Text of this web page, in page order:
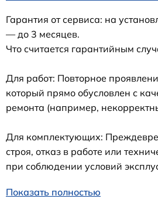
Гарантия от сервиса: на
— до 3 месяцев.
Что считается гарантийным
Для работ: Повторное
который прямо обусловлен с
ремонта (например,
Для комплектующих:
строя, отказ в работе или
при соблюдении условий
Показать полностью